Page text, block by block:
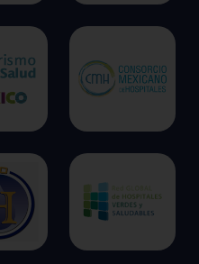
de cookies